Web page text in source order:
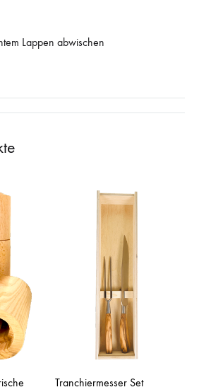
Lappen abwischen
Tranchiermesser Set